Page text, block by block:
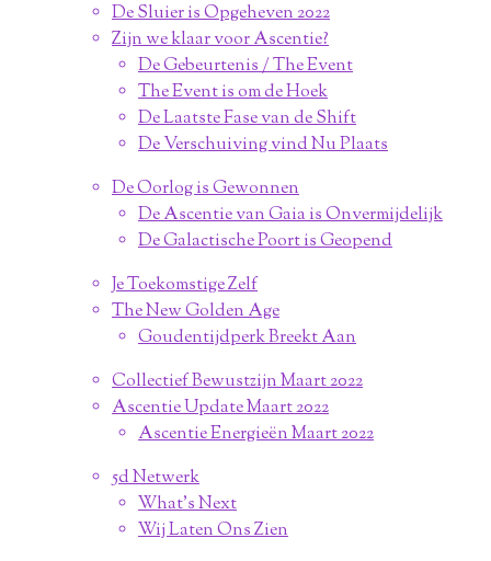
De Sluier is Opgeheven 2022
Zijn we klaar voor Ascentie?
De Gebeurtenis / The Event
The Event is om de Hoek
De Laatste Fase van de Shift
De Verschuiving vind Nu Plaats
De Oorlog is Gewonnen
De Ascentie van Gaia is Onvermijdelijk
De Galactische Poort is Geopend
Je Toekomstige Zelf
The New Golden Age
Goudentijdperk Breekt Aan
Collectief Bewustzijn Maart 2022
Ascentie Update Maart 2022
Ascentie Energieën Maart 2022
5d Netwerk
What's Next
Wij Laten Ons Zien